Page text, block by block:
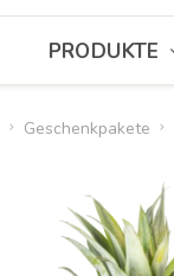
PRODUKTE
Geschenkpakete